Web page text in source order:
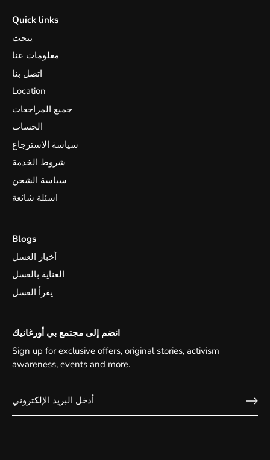
Quick links
يبحث
معلومات عنا
اتصل بنا
Location
جميع المراجعات
الحساب
سياسة الاسترجاع
شروط الخدمة
سياسة الشحن
اسئلة شائعة
Blogs
أخبار العسل
العناية بالعسل
يقرأ العسل
انضم إلى مجتمع بي أورغانيك
Sign up for exclusive offers, original stories, activism
awareness, events and more.